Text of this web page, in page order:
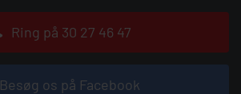
Ring på 30 27 46 47
Besøg os på Facebook